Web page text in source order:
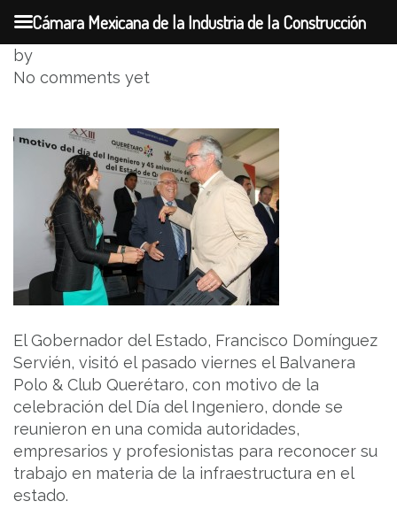
Skip
to
by
No comments yet
El Gobernador del Estado, Francisco Domínguez
Servién, visitó el pasado viernes el Balvanera
Polo & Club Querétaro, con motivo de la
celebración del Día del Ingeniero, donde se
reunieron en una comida autoridades,
empresarios y profesionistas para reconocer su
trabajo en materia de la infraestructura en el
estado.
Cámara Mexicana de la Industria de la Construcción